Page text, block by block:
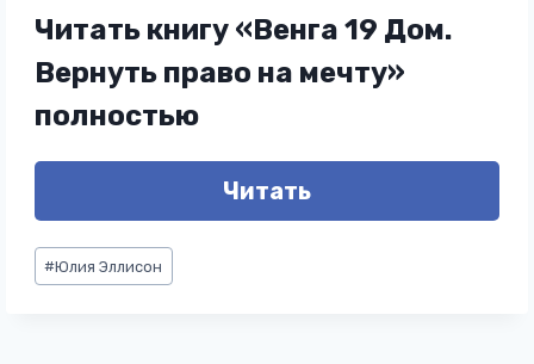
Читать книгу «Венга 19 Дом.
Вернуть право на мечту»
полностью
Читать
Метки
записи:
#Юлия Эллисон